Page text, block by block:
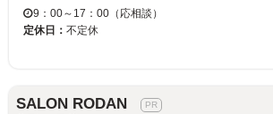
9：00～17：00（応相談）
定休日： 不定休
SALON RODAN